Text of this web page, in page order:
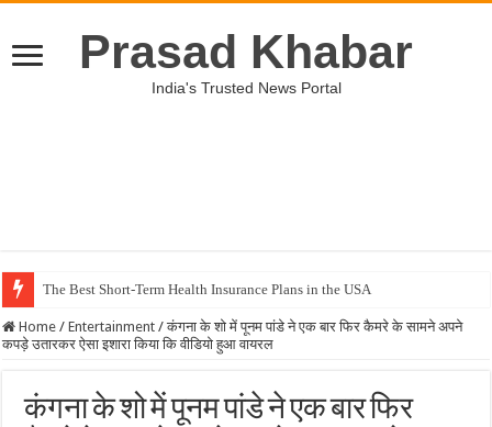
Prasad Khabar
India's Trusted News Portal
The Best Short-Term Health Insurance Plans in the USA
Home / Entertainment / कंगना के शो में पूनम पांडे ने एक बार फिर कैमरे के सामने अपने
कपड़े उतारकर ऐसा इशारा किया कि वीडियो हुआ वायरल
कंगना के शो में पूनम पांडे ने एक बार फिर